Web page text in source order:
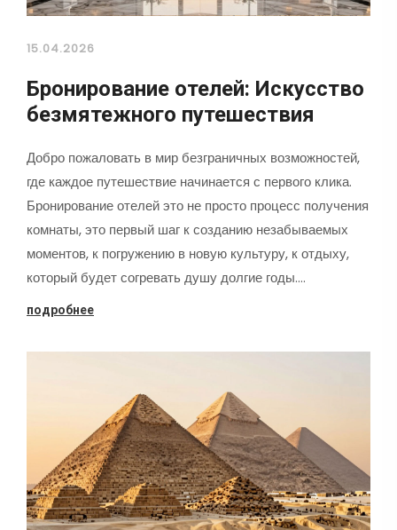
15.04.2026
Бронирование отелей: Искусство
безмятежного путешествия
Добро пожаловать в мир безграничных возможностей,
где каждое путешествие начинается с первого клика.
Бронирование отелей это не просто процесс получения
комнаты, это первый шаг к созданию незабываемых
моментов, к погружению в новую культуру, к отдыху,
который будет согревать душу долгие годы.…
подробнее